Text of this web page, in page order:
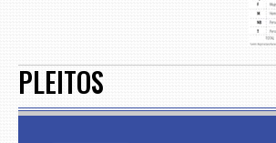
PLEITOS